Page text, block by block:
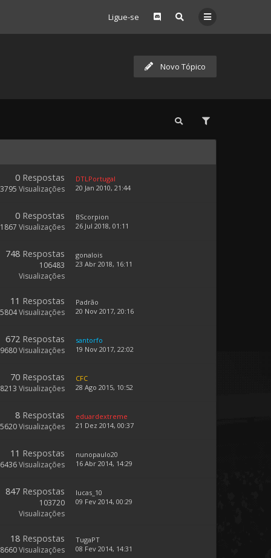
Ligue-se
Novo Tópico
0 Respostas
3795 Visualizações
DTLPortugal
20 Jan 2010, 21:44
0 Respostas
Visualizações
BScorpion
26 Jul 2018, 01:11
748 Respostas
106483
Visualizações
gonalois
23 Abr 2018, 16:11
11 Respostas
5804Visualizações
Padrão
20 Nov 2017, 20:16
672 Respostas
Visualizações
santorfo
19 Nov 2017, 22:02
70 Respostas
Visualizações
CFC
28 Ago 2015, 10:52
8 Respostas
5620Visualizações
eduardextreme
21 Dez 2014, 00:37
11 Respostas
6436Visualizações
nunopaulo20
16 Abr 2014, 14:29
847 Respostas
103720
Visualizações
lucas_10
09 Fev 2014, 00:29
18 Respostas
8660Visualizações
TugaPT
08 Fev 2014, 14:31